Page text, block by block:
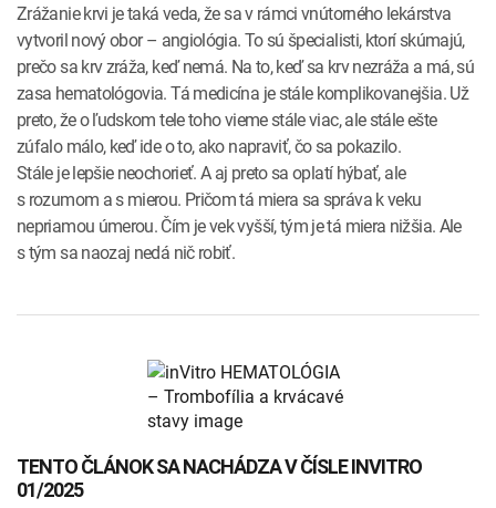
Zrážanie krvi je taká veda, že sa v rámci vnútorného lekárstva
vytvoril nový obor – angiológia. To sú špecialisti, ktorí skúmajú,
prečo sa krv zráža, keď nemá. Na to, keď sa krv nezráža a má, sú
zasa hematológovia. Tá medicína je stále komplikovanejšia. Už
preto, že o ľudskom tele toho vieme stále viac, ale stále ešte
zúfalo málo, keď ide o to, ako napraviť, čo sa pokazilo.
Stále je lepšie neochorieť. A aj preto sa oplatí hýbať, ale
s rozumom a s mierou. Pričom tá miera sa správa k veku
nepriamou úmerou. Čím je vek vyšší, tým je tá miera nižšia. Ale
s tým sa naozaj nedá nič robiť.
TENTO ČLÁNOK SA NACHÁDZA V ČÍSLE INVITRO
01/2025